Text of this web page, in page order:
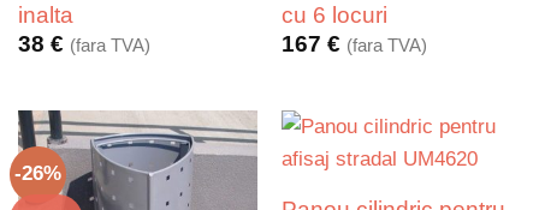
inalta
38 € (fara TVA)
cu 6 locuri
167 € (fara TVA)
-26%